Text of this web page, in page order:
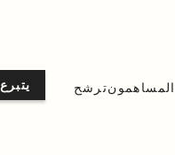
المساهمونترشح يتبرع